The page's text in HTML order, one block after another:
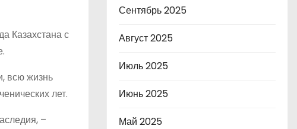
Казахстана с
всю жизнь
лет.
–
Сентябрь 2025
Август 2025
Июль 2025
Июнь 2025
Май 2025